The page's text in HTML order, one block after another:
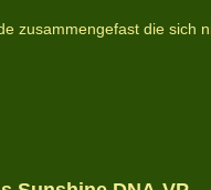
zusammengefast die sich